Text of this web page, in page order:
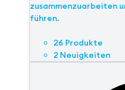
zusammenzuarbeiten
führen.
26 Produkte
2 Neuigkeiten